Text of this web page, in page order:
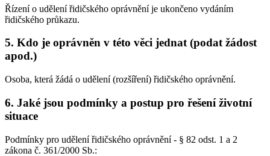
Řízení o udělení řidičského oprávnění je ukončeno vydáním
řidičského průkazu.
5. Kdo je oprávněn v této věci jednat (podat žádost
apod.)
Osoba, která žádá o udělení (rozšíření) řidičského oprávnění.
6. Jaké jsou podmínky a postup pro řešení životní
situace
Podmínky pro udělení řidičského oprávnění - § 82 odst. 1 a 2
zákona č. 361/2000 Sb.: